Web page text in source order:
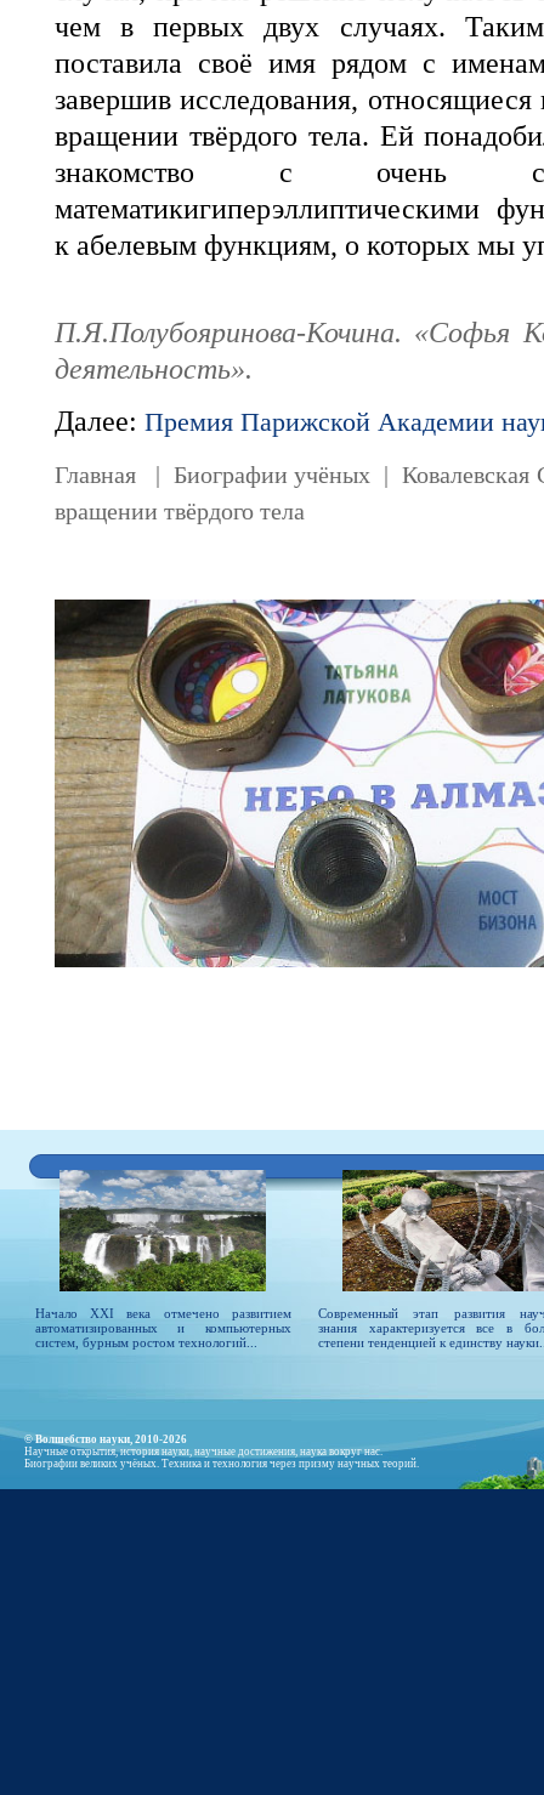
чем в первых двух случаях. Таким
поставила своё имя рядом с
завершив исследования, относящиеся
вращении твёрдого тела. Ей
знакомство с очень
математикигиперэллиптическими
к абелевым функциям, о которых мы
П.Я.Полубояринова-Кочина. «Софья
деятельность».
Далее: Премия Парижской Академии
Главная |Биографии учёных |Ковалевская
вращении твёрдого тела
Начало XXI века отмечено развитием
автоматизированных и компьютерных
систем, бурным ростом технологий...
Современный этап развития
знания характеризуется все в
степени тенденцией к единству
© Волшебство науки, 2010-2026
Научные открытия, история науки, научные достижения, наука вокруг нас.
Биографии великих учёных. Техника и технология через призму научных теорий.